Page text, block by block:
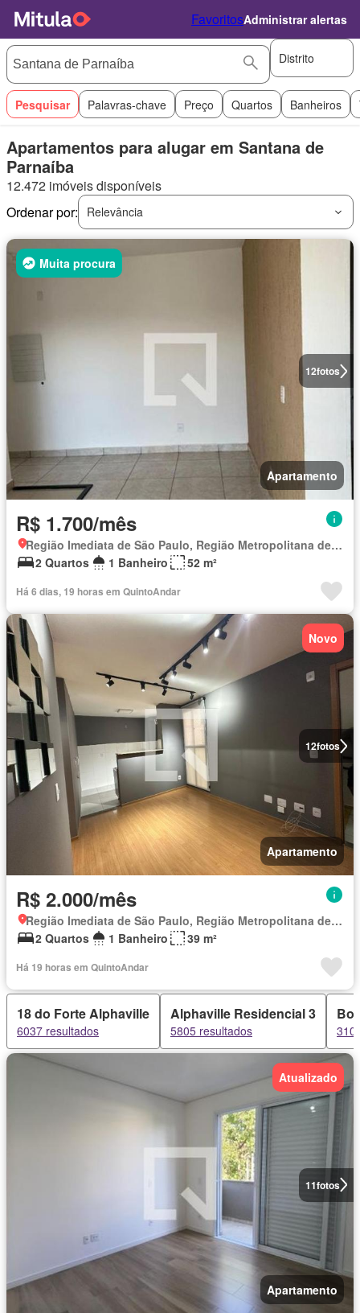
FavoritosAdministrar alertas
Distrito
Pesquisar Palavras-chave Preço Quartos Banheiros
Apartamentos para alugar em Santana de
Parnaíba
12.472 imóveis disponíveis
Ordenar por:
Relevância
12fotos
Muita procura
Apartamento
R$ 1.700/mês
Região Imediata de São Paulo, Região Metropolitana de São Paulo
2 Quartos
1 Banheiro 52 m²
Há 6 dias, 19 horas em QuintoAndar
12fotos
Novo
Apartamento
R$ 2.000/mês
Região Imediata de São Paulo, Região Metropolitana de São Paulo
2 Quartos
1 Banheiro 39 m²
Há 19 horas em QuintoAndar
18 do Forte Alphaville
6037 resultados
Alphaville Residencial 3
5805 resultados
11fotos
Atualizado
Apartamento